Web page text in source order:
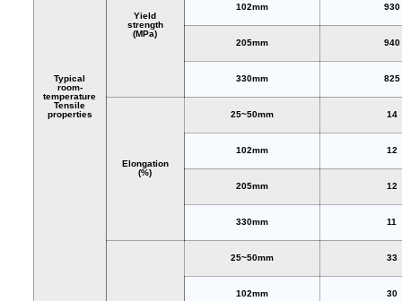
Typical
room-
temperature
Tensile
properties
Yield
strength
(MPa)
102mm 930
205mm 940
330mm 825
Elongation
(%)
25~50mm 14
102mm 12
205mm 12
330mm 11
25~50mm 33
102mm 30